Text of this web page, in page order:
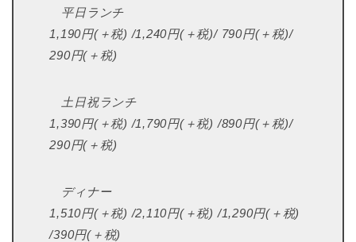
平日ランチ
1,190円(＋税) /1,240円(＋税)/ 790円(＋税)/
290円(＋税)
土日祝ランチ
1,390円(＋税) /1,790円(＋税) /890円(＋税)/
290円(＋税)
ディナー
1,510円(＋税) /2,110円(＋税) /1,290円(＋税)
/390円(＋税)